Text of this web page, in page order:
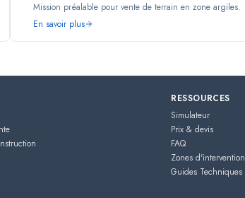
Mission préalable pour vente de terrain en zone argiles.
En savoir plus
RESSOURCES
Simulateur
Prix & devis
FAQ
Zones d'intervention
Guides Techniques